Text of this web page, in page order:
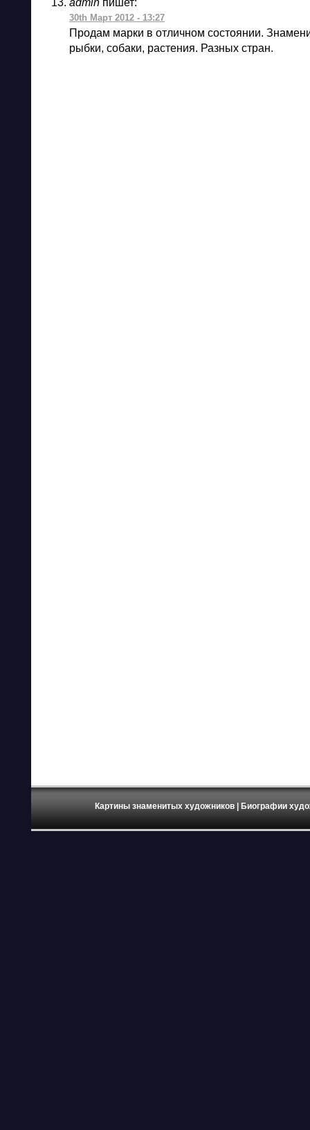
admin пишет:
30th Март 2012 - 13:27
Продам марки в отличном состоянии.
рыбки, собаки, растения. Разных стран.
Картины знаменитых художников | Биографии